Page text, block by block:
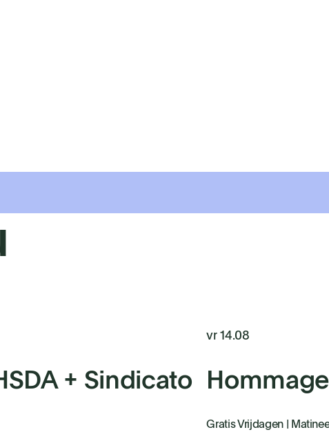
+ Sindicato
vr 14.08
Gratis Vrijdagen |